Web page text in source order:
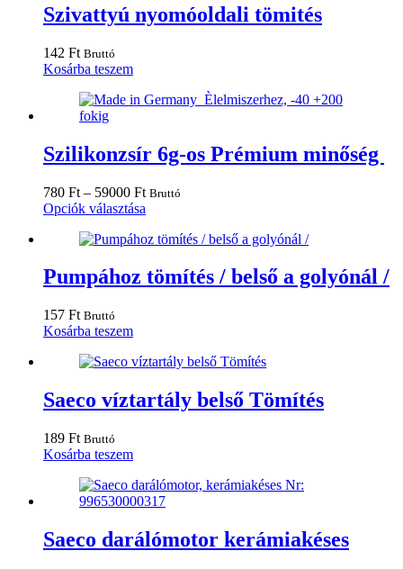
variációja
van.
termékoldalon
választhatók
Szivattyú nyomóoldali tömités
142 Ft Bruttó
Kosárba teszem
Szilikonzsír 6g-os Prémium minőség
780 Ft – 59000 FtÁrtartomány:
59000 Ft
Bruttó
Opciók választása
terméknek
variációja
van.
termékoldalon
választhatók
Pumpához tömítés / belső a golyónál /
157 Ft Bruttó
Kosárba teszem
Saeco víztartály belső Tömítés
189 Ft Bruttó
Kosárba teszem
Saeco darálómotor kerámiakéses